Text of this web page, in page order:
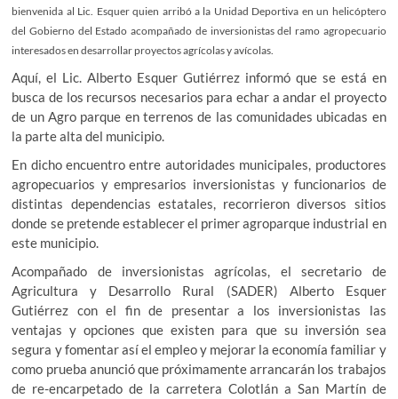
bienvenida al Lic. Esquer quien arribó a la Unidad Deportiva en un helicóptero
del Gobierno del Estado acompañado de inversionistas del ramo agropecuario
interesados en desarrollar proyectos agrícolas y avícolas.
Aquí, el Lic. Alberto Esquer Gutiérrez informó que se está en
busca de los recursos necesarios para echar a andar el proyecto
de un Agro parque en terrenos de las comunidades ubicadas en
la parte alta del municipio.
En dicho encuentro entre autoridades municipales, productores
agropecuarios y empresarios inversionistas y funcionarios de
distintas dependencias estatales, recorrieron diversos sitios
donde se pretende establecer el primer agroparque industrial en
este municipio.
Acompañado de inversionistas agrícolas, el secretario de
Agricultura y Desarrollo Rural (SADER) Alberto Esquer
Gutiérrez con el fin de presentar a los inversionistas las
ventajas y opciones que existen para que su inversión sea
segura y fomentar así el empleo y mejorar la economía familiar y
como prueba anunció que próximamente arrancarán los trabajos
de re-encarpetado de la carretera Colotlán a San Martín de